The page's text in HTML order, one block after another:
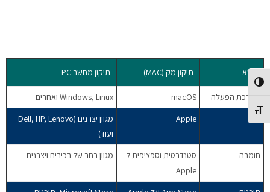
Toggle High Contrast
Toggle Font size
נושא תיקון מק (MAC) תיקון מחשב PC
מערכת הפעלה macOS
Windows, Linux ואחרים
Apple
מגוון יצרנים (Dell, HP, Lenovo
ועוד)
חומרה
סטנדרטית וספציפית ל-
Apple
מגוון רחב של רכיבים ויצרנים